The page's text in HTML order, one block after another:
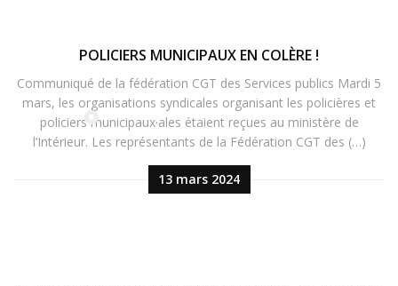
13 mars 2024
POLICIERS MUNICIPAUX EN COLÈRE !
Communiqué de la fédération CGT des Services publics Mardi 5
mars, les organisations syndicales organisant les policières et
policiers municipaux·ales étaient reçues au ministère de
l’Intérieur. Les représentants de la Fédération CGT des (…)